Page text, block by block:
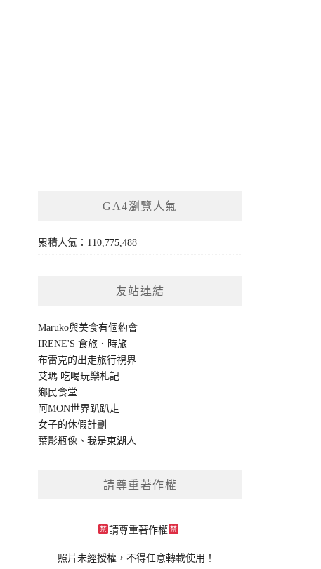
GA4瀏覽人氣
累積人氣：110,775,488
友站連結
Maruko與美食有個約會
IRENE'S 食旅．時旅
布雷克的出走旅行視界
艾瑪 吃喝玩樂札記
鄉民食堂
阿MON世界趴趴走
女子的休假計劃
葉影瓶像 、我是東湖人
請尊重著作權
請尊重著作權
照片未經授權，不得任意轉載使用！